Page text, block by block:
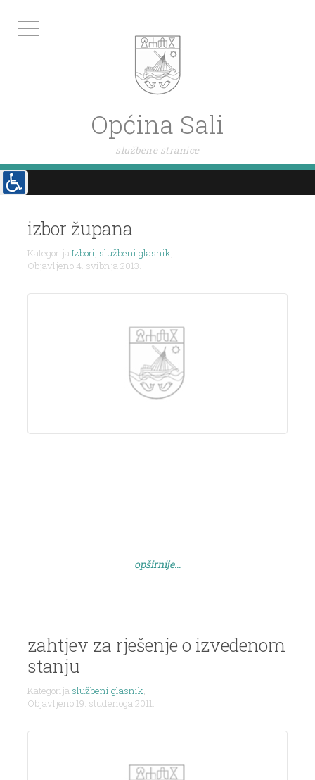
Općina Sali
službene stranice
izbor župana
KategorijaIzbori, službeni glasnik,
Objavljeno 4. svibnja 2013.
opširnije...
zahtjev za rješenje o izvedenom
stanju
Kategorija službeni glasnik
Objavljeno 19. studenoga 2011.